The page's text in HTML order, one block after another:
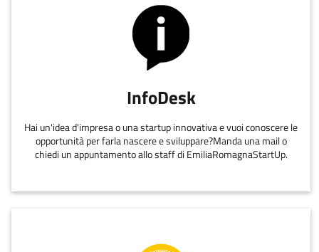
InfoDesk
Hai un'idea d'impresa o una startup innovativa e vuoi conoscere le
opportunità per farla nascere e sviluppare?Manda una mail o
chiedi un appuntamento allo staff di EmiliaRomagnaStartUp.